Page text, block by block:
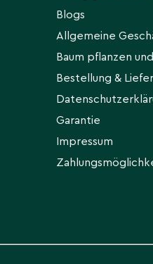
Blogs
Allgemeine
Baum pflanzen
Bestellung &
Garantie
Impressum